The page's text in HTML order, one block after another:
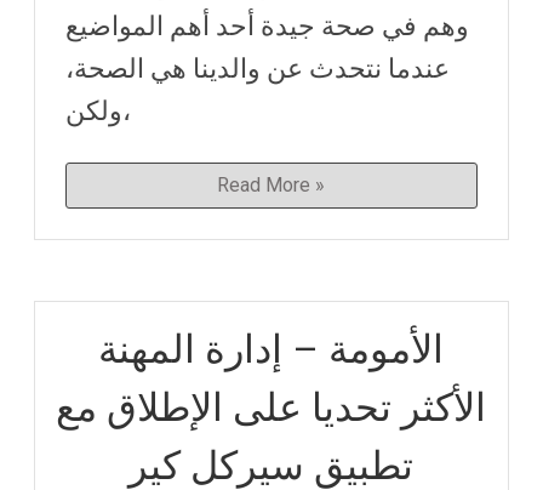
وهم في صحة جيدة أحد أهم المواضيع
عندما نتحدث عن والدينا هي الصحة،
ولكن،
Read More »
الأمومة – إدارة المهنة
الأكثر تحديا على الإطلاق مع
تطبيق سيركل كير